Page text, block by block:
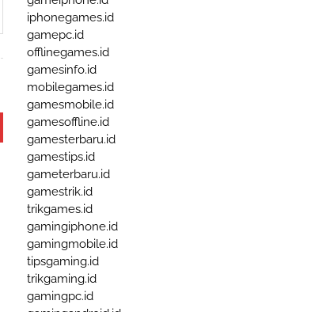
iphonegames.id
gamepc.id
offlinegames.id
gamesinfo.id
mobilegames.id
gamesmobile.id
gamesoffline.id
gamesterbaru.id
gamestips.id
gameterbaru.id
gamestrik.id
trikgames.id
gamingiphone.id
gamingmobile.id
tipsgaming.id
trikgaming.id
gamingpc.id